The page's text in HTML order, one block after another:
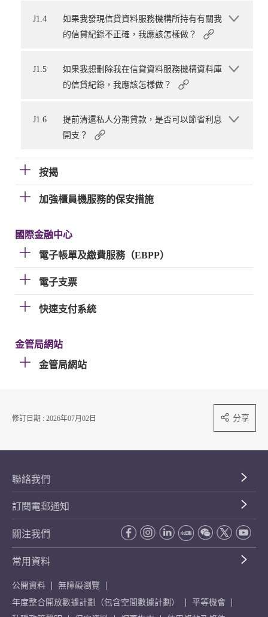
J1.4
如果我發現信貸資料服務機構所持有有關我
的信貸紀錄不正確，我應該怎樣做？
J1.5
如果我想刪除我在信貸資料服務機構資料庫
的信貸紀錄，我應該怎樣做？
J1.6
提前清還私人分期貸款，是否可以節省利息
開支？
按揭
加強櫃員機服務的保安措施
國際金融中心
電子帳單及繳費服務（EBPP）
電子支票
快速支付系統
金管局網站
金管局網站
修訂日期 : 2026年07月02日 分享
聯絡我們
訂閱電郵通知
關注我們
常用資料
公開資料
無障礙瀏覽
年度整合開放數據計劃（包含空間數據計劃）
平等機會